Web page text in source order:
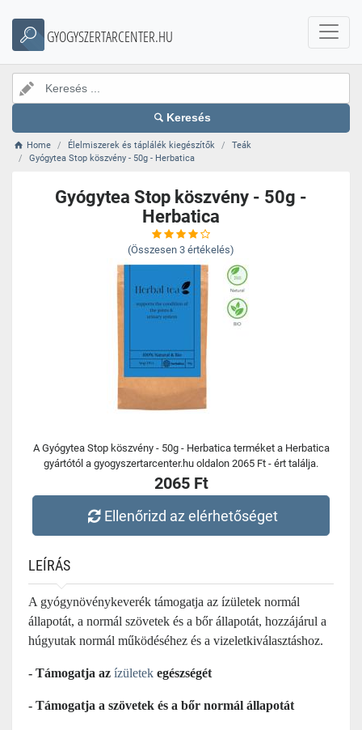
GYOGYSZERTARCENTER.HU
Keresés
Home Élelmiszerek és táplálék kiegészítők
Teák
Gyógytea Stop köszvény - 50g - Herbatica
Gyógytea Stop köszvény - 50g -
Herbatica
(Összesen 3 értékelés)
A Gyógytea Stop köszvény - 50g - Herbatica terméket a Herbatica
gyártótól a gyogyszertarcenter.hu oldalon 2065 Ft - ért találja.
2065 Ft
Ellenőrizd az elérhetőséget
LEÍRÁS
A gyógynövénykeverék támogatja az ízületek normál
állapotát, a normál szövetek és a bőr állapotát, hozzájárul a
húgyutak normál működéséhez és a vizeletkiválasztáshoz.
- Támogatja az ízületek egészségét
- Támogatja a szövetek és a bőr normál állapotát